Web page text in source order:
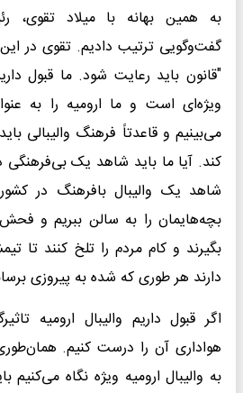
به همین بهانه با میلاد تقوی،
گفت‌وگویی ترتیب دادیم. تقوی در
"قانون باید رعایت شود. ما قبول
ویژه‌ای است و ما ارومیه را به
می‌بینیم و قاعدتاً فرهنگ والیبالی
کند. آیا ما باید شاهد یک بی‌فرهنگی
شاهد یک والیبال بافرهنگ در
بچه‌هایمان را به سالن ببریم و فحش
بگیرند و کام مردم را تلخ کنند تا
دارند هر طوری که شده به پیروزی
اگر قبول داریم والیبال ارومیه
هواداری آن را درست کنیم.
به والیبال ارومیه ویژه نگاه